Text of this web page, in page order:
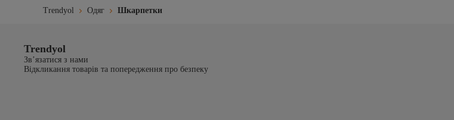
• Машинне прання при 30 ° • Використання відбілювачів не рекомендується • Сушіння в сушильній
температурах • Для отримання детальної інформації щодо рекомендацій по догляду, перегляньте, будь
Матеріальна складова
80% Поліамід, 20% Еластан
Trendyol Одяг Шкарпетки
Trendyol
Зв’язатися з нами
Відкликання товарів та попередження про безпеку